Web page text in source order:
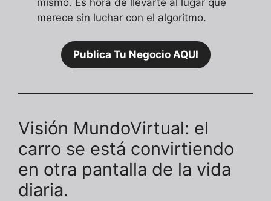
mismo. Es hora de llevarte al lugar que
merece sin luchar con el algoritmo.
Publica Tu Negocio AQUI
Visión MundoVirtual: el
carro se está convirtiendo
en otra pantalla de la vida
diaria.